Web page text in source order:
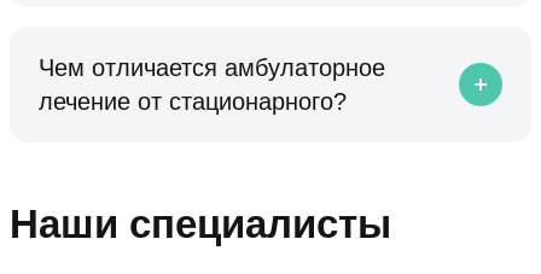
Чем отличается амбулаторное
лечение от стационарного?
Наши специалисты